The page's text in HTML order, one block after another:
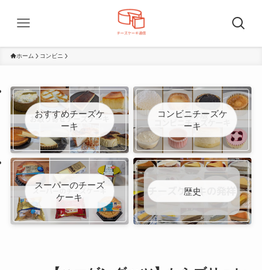
ホーム コンビニ
おすすめチーズケ
ーキ
コンビニチーズケ
ーキ
スーパーのチーズ
ケーキ
歴史